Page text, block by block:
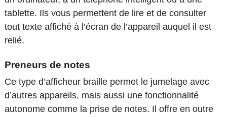
tablette. Ils vous permettent de lire et de consulter
tout texte affiché à l’écran de l’appareil auquel il est
relié.
Preneurs de notes
Ce type d’afficheur braille permet le jumelage avec
d’autres appareils, mais aussi une fonctionnalité
autonome comme la prise de notes. Il offre en outre